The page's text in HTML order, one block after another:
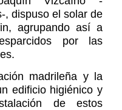
, dispuso el solar de
agrupando así a
por las
madrileña y la
edificio higiénico y
de estos